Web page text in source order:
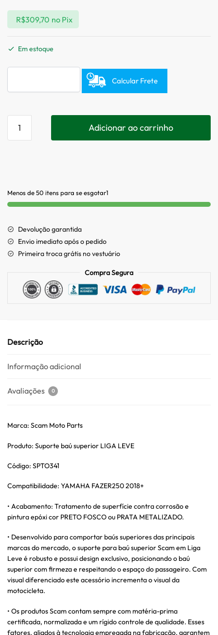
R$309,70 no Pix
Em estoque
Calcular Frete
Adicionar ao carrinho
Menos de 50 itens para se esgotar1
Devolução garantida
Envio imediato após o pedido
Primeira troca grátis no vestuário
Compra Segura
Descrição
Informação adicional
Avaliações 0
Marca: Scam Moto Parts
Produto: Suporte baú superior LIGA LEVE
Código: SPTO341
Compatibilidade: YAMAHA FAZER250 2018+
• Acabamento: Tratamento de superfície contra corrosão e
pintura epóxi cor PRETO FOSCO ou PRATA METALIZADO.
• Desenvolvido para comportar baús superiores das principais
marcas do mercado, o suporte para baú superior Scam em Liga
Leve é robusto e possui design exclusivo, posicionando o baú
superior com firmeza e respeitando o espaço do passageiro. Com
visual diferenciado este acessório incrementa o visual da
motocicleta.
• Os produtos Scam contam sempre com matéria-prima
certificada, normalizada e um rígido controle de qualidade. Esses
fatores, aliados à tecnologia empregada na fabricação, garantem